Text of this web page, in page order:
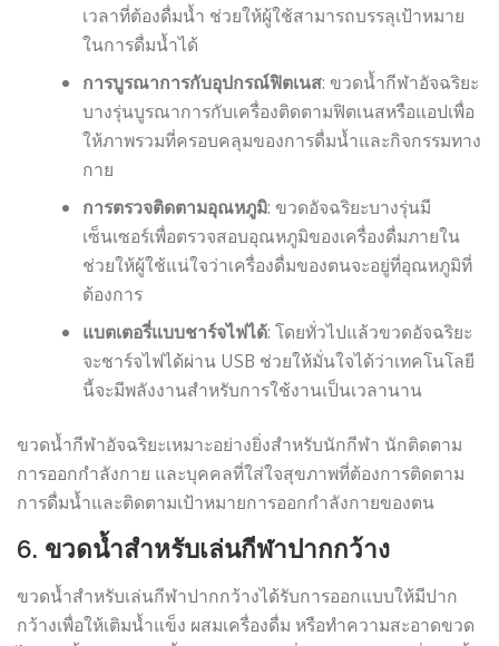
เวลาที่ต้องดื่มน้ำ ช่วยให้ผู้ใช้สามารถบรรลุเป้าหมาย
ในการดื่มน้ำได้
การบูรณาการกับอุปกรณ์ฟิตเนส: ขวดน้ำกีฬาอัจฉริยะ
บางรุ่นบูรณาการกับเครื่องติดตามฟิตเนสหรือแอปเพื่อ
ให้ภาพรวมที่ครอบคลุมของการดื่มน้ำและกิจกรรมทาง
กาย
การตรวจติดตามอุณหภูมิ: ขวดอัจฉริยะบางรุ่นมี
เซ็นเซอร์เพื่อตรวจสอบอุณหภูมิของเครื่องดื่มภายใน
ช่วยให้ผู้ใช้แน่ใจว่าเครื่องดื่มของตนจะอยู่ที่อุณหภูมิที่
ต้องการ
แบตเตอรี่แบบชาร์จไฟได้: โดยทั่วไปแล้วขวดอัจฉริยะ
จะชาร์จไฟได้ผ่าน USB ช่วยให้มั่นใจได้ว่าเทคโนโลยี
นี้จะมีพลังงานสำหรับการใช้งานเป็นเวลานาน
ขวดน้ำกีฬาอัจฉริยะเหมาะอย่างยิ่งสำหรับนักกีฬา นักติดตาม
การออกกำลังกาย และบุคคลที่ใส่ใจสุขภาพที่ต้องการติดตาม
การดื่มน้ำและติดตามเป้าหมายการออกกำลังกายของตน
6. ขวดน้ำสำหรับเล่นกีฬาปากกว้าง
ขวดน้ำสำหรับเล่นกีฬาปากกว้างได้รับการออกแบบให้มีปาก
กว้างเพื่อให้เติมน้ำแข็ง ผสมเครื่องดื่ม หรือทำความสะอาดขวด